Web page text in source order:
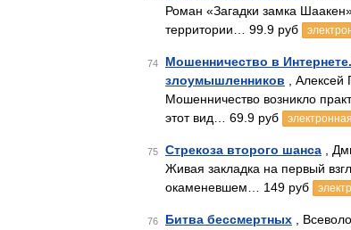
Роман «Загадки замка
территории… 99.9 руб
74
Мошенничество в
злоумышленников , Алексей
Мошенничество возникло
этот вид… 69.9 руб
75 Стрекоза второго шанса ,
Живая закладка на первый
окаменевшем… 149 руб
76 Битва бессмертных ,